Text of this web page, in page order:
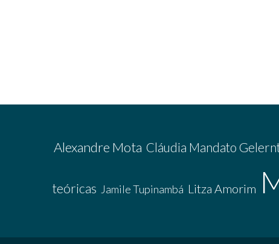
Alexandre Mota Cláudia Mandato
teóricas Jamile Tupinambá Litza Amorim